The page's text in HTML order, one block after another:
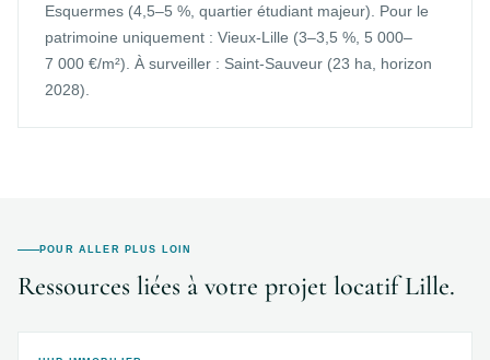
Esquermes (4,5–5 %, quartier étudiant majeur). Pour le
patrimoine uniquement : Vieux-Lille (3–3,5 %, 5 000–
7 000 €/m²). À surveiller : Saint-Sauveur (23 ha, horizon
2028).
POUR ALLER PLUS LOIN
Ressources liées à votre projet locatif Lille.